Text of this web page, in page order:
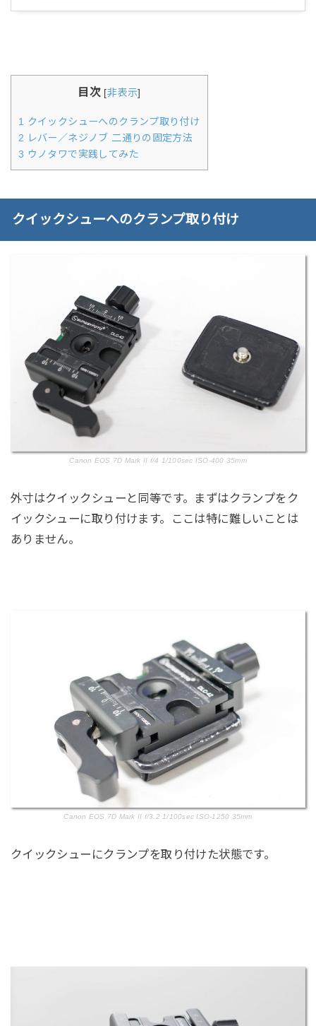
目次 [非表示]
1 クイックシューへのクランプ取り付け
2 レバー／ネジノブ 二通りの固定方法
3 ウノタワで実践してみた
クイックシューへのクランプ取り付け
Canon EOS 7D Mark II f/4 1/100sec ISO-400 35mm
外寸はクイックシューと同等です。まずはクランプをク
イックシューに取り付けます。ここは特に難しいことは
ありません。
Canon EOS 7D Mark II f/3.2 1/100sec ISO-1250 35mm
クイックシューにクランプを取り付けた状態です。